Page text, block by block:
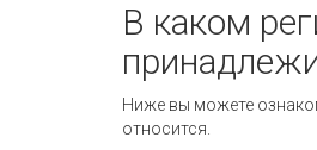
В каком
Ниже вы можете
относится.